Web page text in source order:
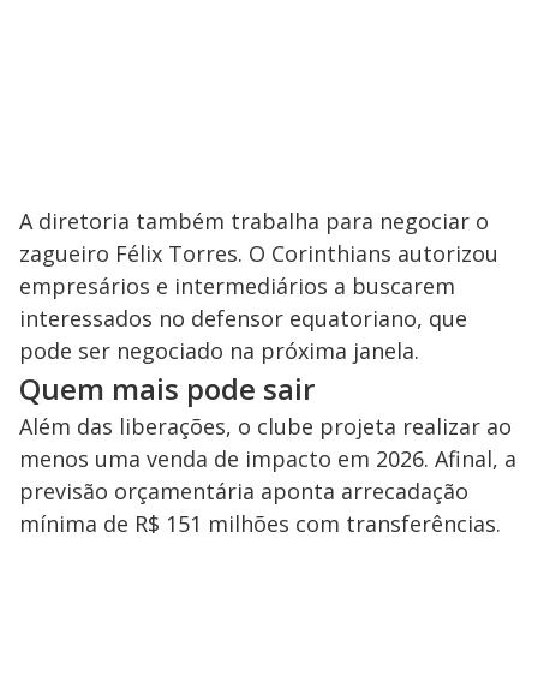
A diretoria também trabalha para negociar o
zagueiro Félix Torres. O Corinthians autorizou
empresários e intermediários a buscarem
interessados no defensor equatoriano, que
pode ser negociado na próxima janela.
Quem mais pode sair
Além das liberações, o clube projeta realizar ao
menos uma venda de impacto em 2026. Afinal, a
previsão orçamentária aponta arrecadação
mínima de R$ 151 milhões com transferências.